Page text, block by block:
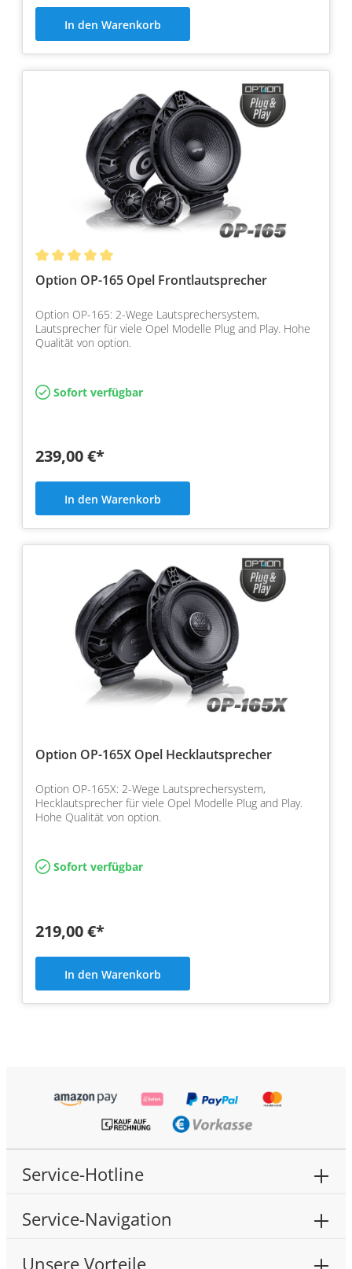
In den Warenkorb
Option OP-165 Opel Frontlautsprecher
Option OP-165: 2-Wege Lautsprechersystem,
Lautsprecher für viele Opel Modelle Plug and Play. Hohe
Qualität von option.
Sofort verfügbar
239,00 €*
In den Warenkorb
Option OP-165X Opel Hecklautsprecher
Option OP-165X: 2-Wege Lautsprechersystem,
Hecklautsprecher für viele Opel Modelle Plug and Play.
Hohe Qualität von option.
Sofort verfügbar
219,00 €*
In den Warenkorb
Service-Hotline
Service-Navigation
Unsere Vorteile